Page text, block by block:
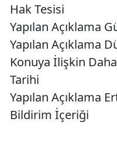
Hak Tesisi
Yapılan Açıklama
Yapılan Açıklama
Konuya İlişkin Daha
Tarihi
Yapılan Açıklama
Bildirim İçeriği